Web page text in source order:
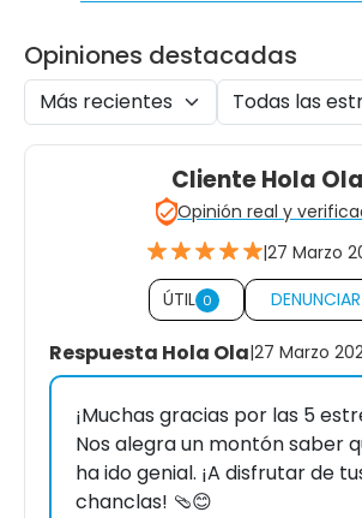
Opiniones destacadas
Cliente Hola Ola
Opinión real y
|27 Marzo
ÚTIL 0 DENUNCIAR
Respuesta Hola Ola|27 Marzo
¡Muchas gracias por las 5
Nos alegra un montón saber
ha ido genial. ¡A disfrutar de
chanclas! 🩴😊